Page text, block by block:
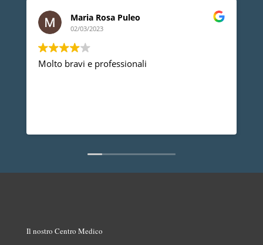
Maria Rosa Puleo
02/03/2023
Molto bravi e professionali
Il nostro Centro Medico